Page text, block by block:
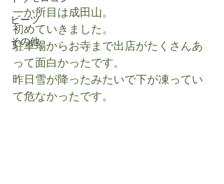
ビーツ
その他
一か所目は成田山。
初めていきました。
駐車場からお寺まで出店がたくさんあ
って面白かったです。
昨日雪が降ったみたいで下が凍ってい
て危なかったです。